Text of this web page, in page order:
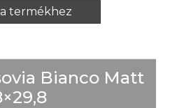
termékhez
Bianco Matt